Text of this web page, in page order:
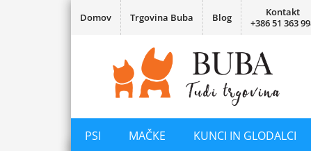
Domov Trgovina Buba Blog
Kontakt
+386 51 363
PSI MAČKE KUNCI IN GLODALCI